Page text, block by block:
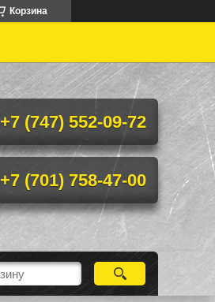
Корзина
+7 (747) 552-09-72
+7 (701) 758-47-00